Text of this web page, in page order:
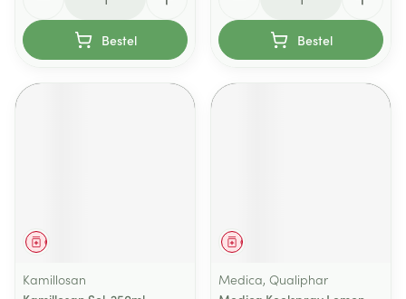
Bestel Bestel
Geneesmiddel
Kamillosan
Geneesmiddel
Medica, Qualiphar